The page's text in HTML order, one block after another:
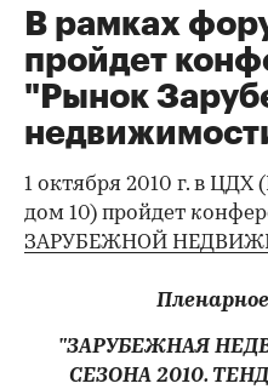
В рамках
пройдет
"Рынок
1 октября 2010 г. в
дом 10) пройдет к
ЗАРУБЕЖНОЙ
"ЗАРУБЕЖНАЯ
СЕЗОНА 2010.